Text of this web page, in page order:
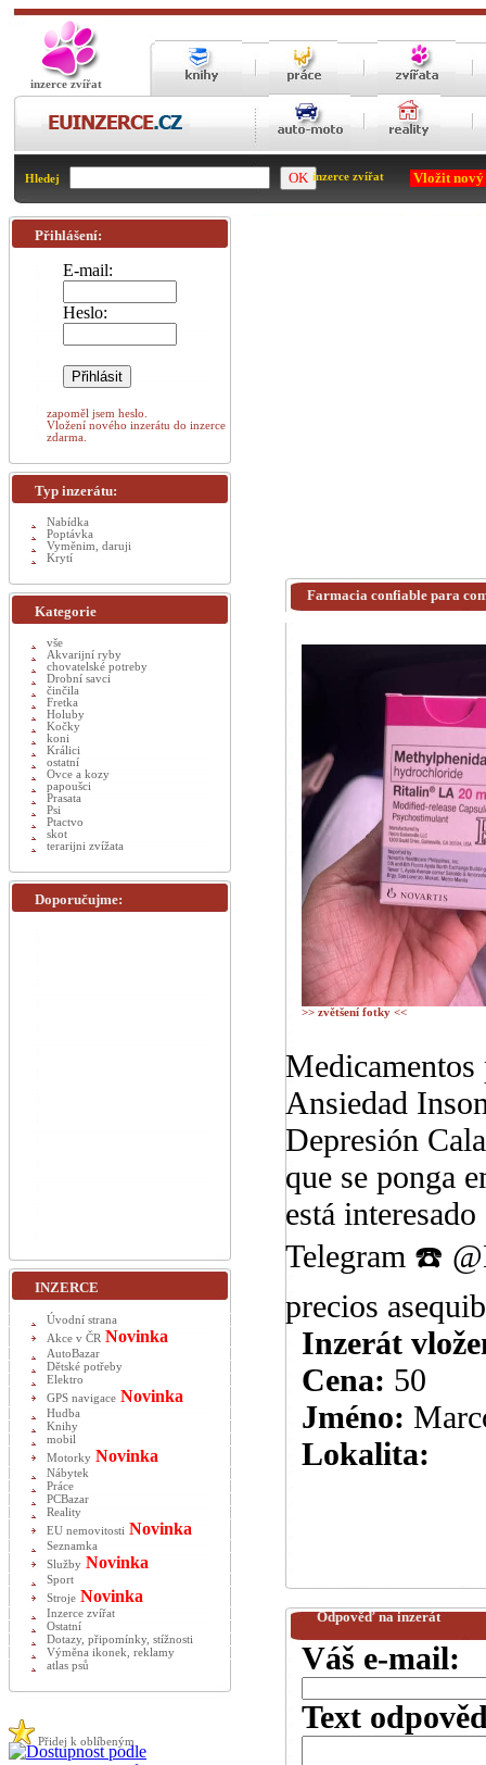
inzerce zvířat
Hledej inzerce zvířat Vložit
Farmacia confiable para
>> zvětšení fotky <<
Ansiedad
Depresión
que se ponga
está
Telegram ☎️
precios
Inzerát
Cena: 50
Jméno:
Lokalita:
Odpověď na inzerát
Váš e-mail:
Text
Přihlášení:
E-mail:
Heslo:
zapoměl jsem heslo.
Vložení nového inzerátu do inzerce
zdarma.
Typ inzerátu:
Nabídka
Poptávka
Vyměnim, daruji
Krytí
Kategorie
vše
Akvarijní ryby
chovatelské potreby
Drobní savci
činčila
Fretka
Holuby
Kočky
koni
Králici
ostatní
Ovce a kozy
papoušci
Prasata
Psi
Ptactvo
skot
terarijni zvížata
Doporučujme:
INZERCE
Úvodní strana
Akce v ČR Novinka
AutoBazar
Dětské potřeby
Elektro
GPS navigace Novinka
Hudba
Knihy
mobil
Motorky Novinka
Nábytek
Práce
PCBazar
Reality
EU nemovitosti Novinka
Seznamka
Služby Novinka
Sport
Stroje Novinka
Inzerce zvířat
Ostatní
Dotazy, připomínky, stížnosti
Výměna ikonek, reklamy
atlas psů
Přidej k oblíbeným